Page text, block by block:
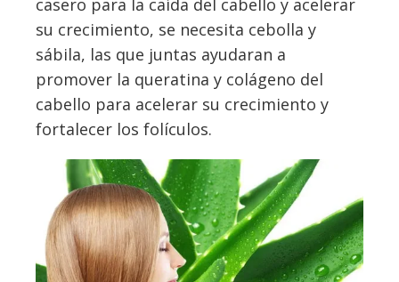
casero para la caída del cabello y acelerar
su crecimiento, se necesita cebolla y
sábila, las que juntas ayudaran a
promover la queratina y colágeno del
cabello para acelerar su crecimiento y
fortalecer los folículos.